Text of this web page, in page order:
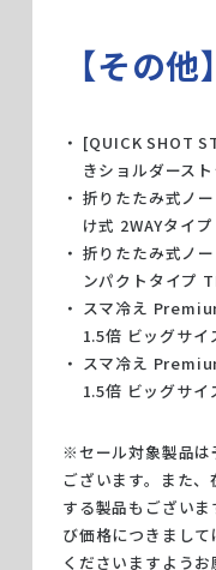
【その他】
[QUICK SHOT
きショルダース
折りたたみ式ノ
け式 2WAYタイ
折りたたみ式ノ
ンパクトタイプ
スマ冷え
1.5倍 ビッグサ
スマ冷え
1.5倍 ビッグサ
※セール対象製品は
ございます。また
する製品もござい
び価格につきまし
くださいますようお